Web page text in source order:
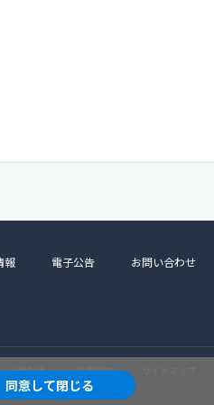
同意して閉じる
報 電子公告 お問い合わせ
行動計画 利用規約